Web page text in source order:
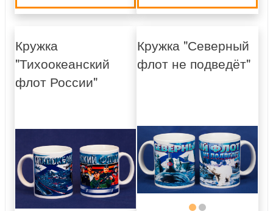
Кружка
"Тихоокеанский
флот России"
Кружка "Северный
флот не подведёт"